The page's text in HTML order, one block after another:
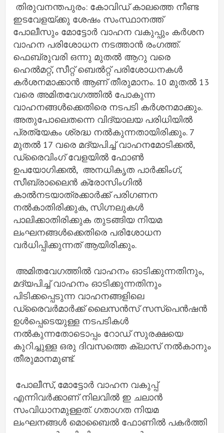
തിരുവനന്തപുരം: കോവിഡ് കാലത്തെ നീണ്ട
ഇടവേളയ്ക്കു ശേഷം സംസ്ഥാനത്ത്
പോലീസും മോട്ടോർ വാഹന വകുപ്പും കർശന
വാഹന പരിശോധന നടത്താൻ രംഗത്ത്.
ഫെബ്രുവരി ഒന്നു മുതൽ ആറു വരെ
ഹെൽമറ്റ്, സീറ്റ് ബെൽറ്റ് പരിശോധനകൾ
കർശനമാക്കാൻ ആണ് തീരുമാനം. 10 മുതൽ 13
വരെ അമിതവേഗത്തിൽ പോകുന്ന
വാഹനങ്ങൾക്കെതിരെ നടപടി കർശനമാക്കും.
അതുപോലെതന്നെ വിദ്യാലയ പരിധിയിൽ
പ്രത്യേകം ശ്രദ്ധ നൽകുന്നതായിരിക്കും. 7
മുതൽ 17 വരെ മദ്യപിച്ച് വാഹനമോടിക്കൽ,
ഡ്രൈവിംഗ് വേളയിൽ ഫോൺ
ഉപയോഗിക്കൽ, അനധികൃത പാർക്കിംഗ്,
സീബ്രാലൈൻ ക്രോസിംഗിൽ
കാൽനടയാത്രക്കാർക്ക് പരിഗണന
നൽകാതിരിക്കുക, സിഗ്നലുകൾ
പാലിക്കാതിരിക്കുക തുടങ്ങിയ നിയമ
ലംഘനങ്ങൾക്കെതിരെ പരിശോധന
വർധിപ്പിക്കുന്നത് ആയിരിക്കും.
അമിതവേഗത്തിൽ വാഹനം ഓടിക്കുന്നതിനും,
മദ്യപിച്ച് വാഹനം ഓടിക്കുന്നതിനും
പിടിക്കപ്പെടുന്ന വാഹനങ്ങളിലെ
ഡ്രൈവർമാർക്ക് ലൈസൻസ് സസ്പെൻഷൻ
ഉൾപ്പെടെയുള്ള നടപടികൾ
നൽകുന്നതോടൊപ്പം റോഡ് സുരക്ഷയെ
കുറിച്ചുള്ള ഒരു ദിവസത്തെ ക്ലാസ് നൽകാനും
തീരുമാനമുണ്ട്.
പോലീസ്, മോട്ടോർ വാഹന വകുപ്പ്
എന്നിവർക്കാണ് നിലവിൽ ഇ ചലാൻ
സംവിധാനമുള്ളത്. ഗതാഗത നിയമ
ലംഘനങ്ങൾ മൊബൈൽ ഫോണിൽ പകർത്തി